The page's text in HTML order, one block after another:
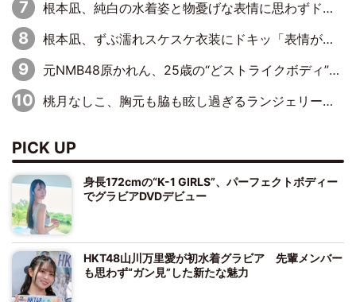
根本凪、純白の水着姿と物憂げな表情に思わずドキドキ…「ステキなお写真」「透明感がスゴい」
根本凪、ずぶ濡れスケスケ衣装にドキッ「表情が良過ぎる」「ねもちゃんの眼差しにドキドキが止まらない」
元NMB48原かれん、25歳の“どストライクボディ”をバリで解禁 169cmモデル体形で挑む初の本格グラビア
桃月なしこ、胸元も脇も眩し過ぎるランジェリー＆ビキニ姿を披露「なしこたそ最強」「セクシーでゴージャスで大きなボリューム」
PICK UP
身長172cmの“K-1 GIRLS”、パーフェクトボディー
でグラビアDVDデビュー
HKT48山川万里愛が初水着グラビア 先輩メンバー
も思わず“ガン見”した新たな魅力